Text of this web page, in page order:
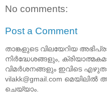
No comments:
Post a Comment
താങ്കളുടെ വിലയേറിയ
നിര്‍ദ്ധേശങ്ങളും,
വിമര്‍ശനങ്ങളും ഇവിടെ
vilakk@gmail.com
ചെയ്യാം.